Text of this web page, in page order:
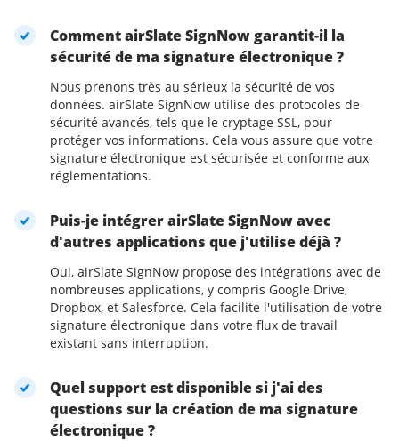
Comment airSlate SignNow garantit-il la
sécurité de ma signature électronique ?
Nous prenons très au sérieux la sécurité de vos
données. airSlate SignNow utilise des protocoles de
sécurité avancés, tels que le cryptage SSL, pour
protéger vos informations. Cela vous assure que votre
signature électronique est sécurisée et conforme aux
réglementations.
Puis-je intégrer airSlate SignNow avec
d'autres applications que j'utilise déjà ?
Oui, airSlate SignNow propose des intégrations avec de
nombreuses applications, y compris Google Drive,
Dropbox, et Salesforce. Cela facilite l'utilisation de votre
signature électronique dans votre flux de travail
existant sans interruption.
Quel support est disponible si j'ai des
questions sur la création de ma signature
électronique ?